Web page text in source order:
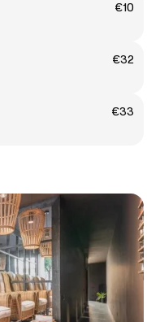
€10
€32
€33